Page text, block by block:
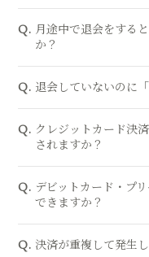
Q. 月途中で退会をする
か？
Q. 退会していないのに
Q. クレジットカード決
されますか？
Q. デビットカード・プ
できますか？
Q. 決済が重複して発生し